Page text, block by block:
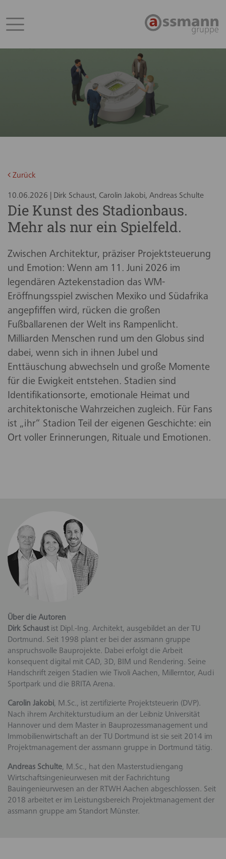
Zurück
10.06.2026 | Dirk Schaust, Carolin Jakobi, Andreas Schulte
Die Kunst des Stadionbaus.
Mehr als nur ein Spielfeld.
Zwischen Architektur, präziser Projektsteuerung
und Emotion: Wenn am 11. Juni 2026 im
legendären Aztekenstadion das WM-
Eröffnungsspiel zwischen Mexiko und Südafrika
angepfiffen wird, rücken die großen
Fußballarenen der Welt ins Rampenlicht.
Milliarden Menschen rund um den Globus sind
dabei, wenn sich in ihnen Jubel und
Enttäuschung abwechseln und große Momente
für die Ewigkeit entstehen. Stadien sind
Identifikationsorte, emotionale Heimat und
architektonische Wahrzeichen zugleich. Für Fans
ist „ihr“ Stadion Teil der eigenen Geschichte: ein
Ort voller Erinnerungen, Rituale und Emotionen.
Über die Autoren
Dirk Schaust ist Dipl.-Ing. Architekt, ausgebildet an der TU
Dortmund. Seit 1998 plant er bei der assmann gruppe
anspruchsvolle Bauprojekte. Dabei erfolgt die Arbeit
konsequent digital mit CAD, 3D, BIM und Rendering. Seine
Handschrift zeigen Stadien wie Tivoli Aachen, Millerntor, Audi
Sportpark und die BRITA Arena.
Carolin Jakobi, M.Sc., ist zertifizierte Projektsteuerin (DVP).
Nach ihrem Architekturstudium an der Leibniz Universität
Hannover und dem Master in Bauprozessmanagement und
Immobilienwirtschaft an der TU Dortmund ist sie seit 2014 im
Projektmanagement der assmann gruppe in Dortmund tätig.
Andreas Schulte, M.Sc., hat den Masterstudiengang
Wirtschaftsingenieurwesen mit der Fachrichtung
Bauingenieurwesen an der RTWH Aachen abgeschlossen. Seit
2018 arbeitet er im Leistungsbereich Projektmanagement der
assmann gruppe am Standort Münster.